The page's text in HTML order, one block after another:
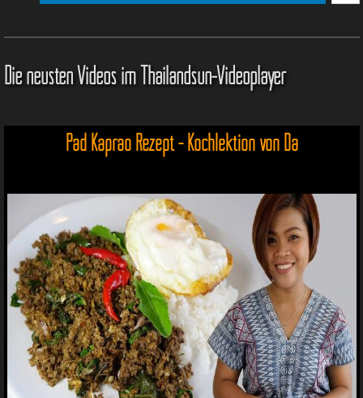
Die neusten Videos im Thailandsun-Videoplayer
Pad Kaprao Rezept - Kochlektion von Da